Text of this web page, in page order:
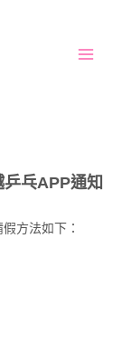
乓APP通知
方法如下：